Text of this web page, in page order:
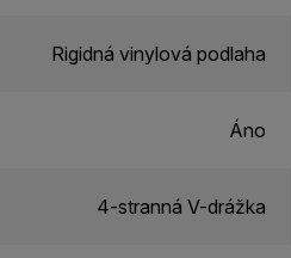
Rigidná vinylová podlaha
Áno
4-stranná V-drážka